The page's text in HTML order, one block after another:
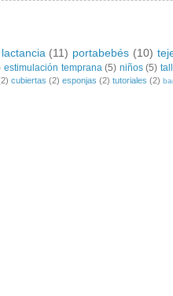
lactancia (11) portabebés (10)
estimulación temprana (5) niños (5)
cubiertas (2) esponjas (2) tutoriales (2)